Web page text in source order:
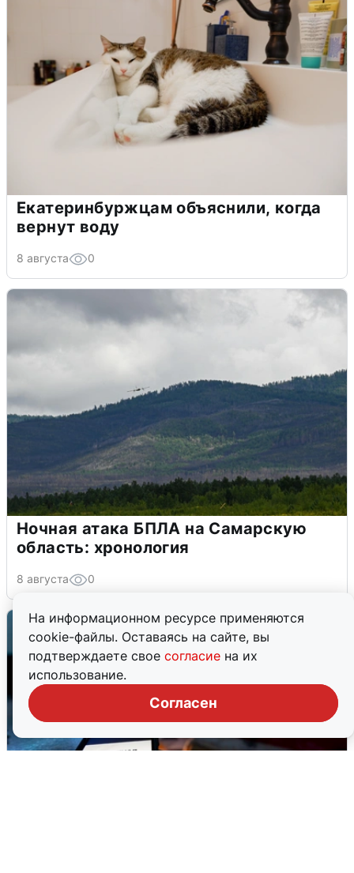
На информационном ресурсе применяются
cookie-файлы. Оставаясь на сайте, вы
подтверждаете свое согласие на их
использование.
Согласен
Екатеринбуржцам объяснили, когда
вернут воду
8 августа 0
Ночная атака БПЛА на Самарскую
область: хронология
8 августа 0